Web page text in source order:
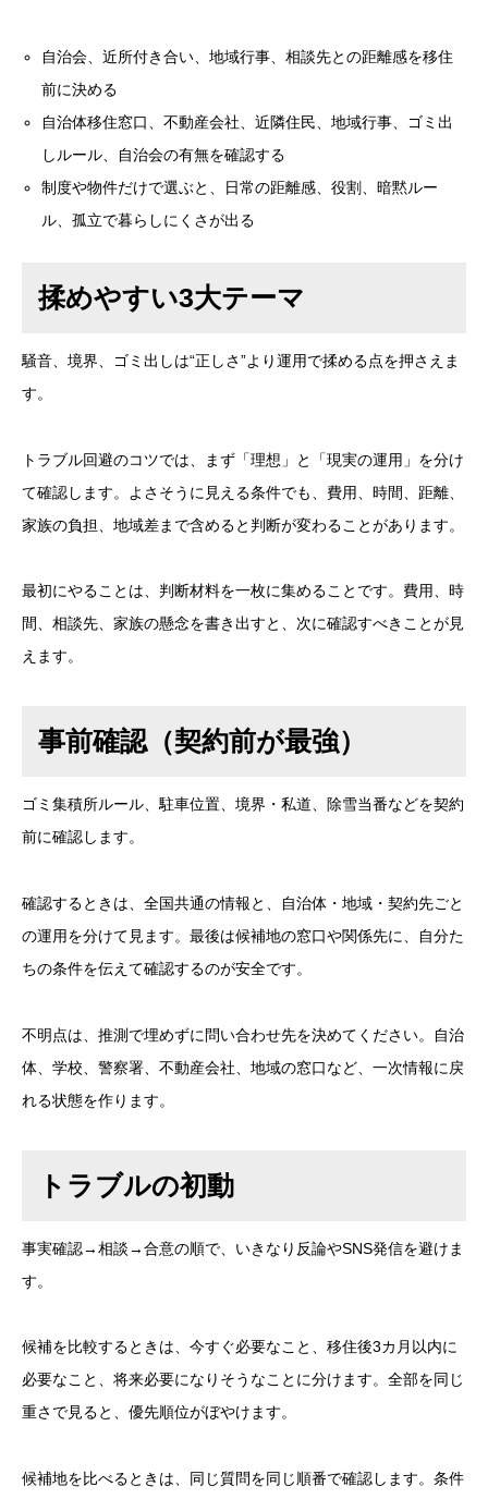
自治会、近所付き合い、地域行事、相談先との距離感を移住
前に決める
自治体移住窓口、不動産会社、近隣住民、地域行事、ゴミ出
しルール、自治会の有無を確認する
制度や物件だけで選ぶと、日常の距離感、役割、暗黙ルー
ル、孤立で暮らしにくさが出る
揉めやすい3大テーマ
騒音、境界、ゴミ出しは“正しさ”より運用で揉める点を押さえま
す。
トラブル回避のコツでは、まず「理想」と「現実の運用」を分け
て確認します。よさそうに見える条件でも、費用、時間、距離、
家族の負担、地域差まで含めると判断が変わることがあります。
最初にやることは、判断材料を一枚に集めることです。費用、時
間、相談先、家族の懸念を書き出すと、次に確認すべきことが見
えます。
事前確認（契約前が最強）
ゴミ集積所ルール、駐車位置、境界・私道、除雪当番などを契約
前に確認します。
確認するときは、全国共通の情報と、自治体・地域・契約先ごと
の運用を分けて見ます。最後は候補地の窓口や関係先に、自分た
ちの条件を伝えて確認するのが安全です。
不明点は、推測で埋めずに問い合わせ先を決めてください。自治
体、学校、警察署、不動産会社、地域の窓口など、一次情報に戻
れる状態を作ります。
トラブルの初動
事実確認→相談→合意の順で、いきなり反論やSNS発信を避けま
す。
候補を比較するときは、今すぐ必要なこと、移住後3カ月以内に
必要なこと、将来必要になりそうなことに分けます。全部を同じ
重さで見ると、優先順位がぼやけます。
候補地を比べるときは、同じ質問を同じ順番で確認します。条件